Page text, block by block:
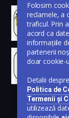
Folosim
reclamele, a
traficul. Prin
acord ca
informațiile
partenerii
doar cookie-
Detalii
Politica de
Termenii și
utilizează